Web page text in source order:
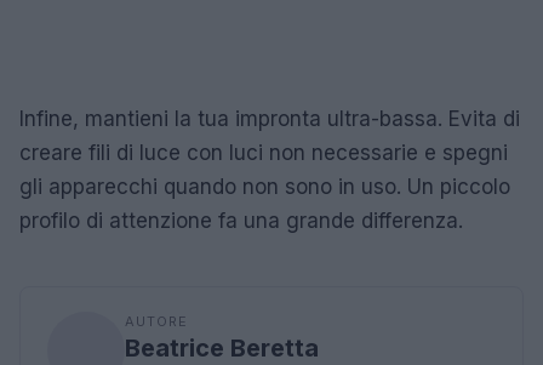
Infine, mantieni la tua impronta ultra-bassa. Evita di
creare fili di luce con luci non necessarie e spegni
gli apparecchi quando non sono in uso. Un piccolo
profilo di attenzione fa una grande differenza.
AUTORE
Beatrice Beretta